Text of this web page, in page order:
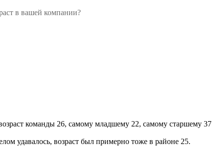
в вашей компании?
команды 26, самому младшему 22, самому старшему
удавалось, возраст был примерно тоже в районе 25.